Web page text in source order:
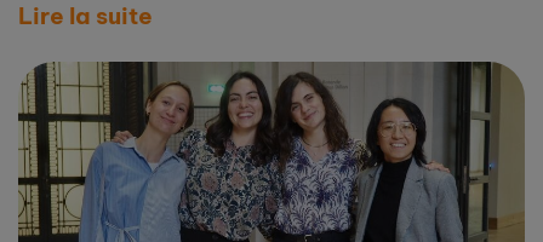
Lire la suite